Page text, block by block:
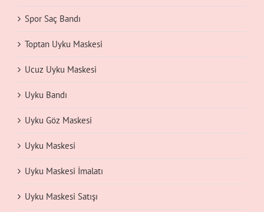
Spor Saç Bandı
Toptan Uyku Maskesi
Ucuz Uyku Maskesi
Uyku Bandı
Uyku Göz Maskesi
Uyku Maskesi
Uyku Maskesi İmalatı
Uyku Maskesi Satışı